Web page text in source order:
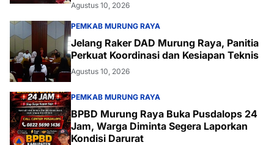
Agustus 10, 2026
PEMKAB MURUNG RAYA
Jelang Raker DAD Murung Raya, Panitia
Perkuat Koordinasi dan Kesiapan Teknis
Agustus 10, 2026
PEMKAB MURUNG RAYA
BPBD Murung Raya Buka Pusdalops 24
Jam, Warga Diminta Segera Laporkan
Kondisi Darurat